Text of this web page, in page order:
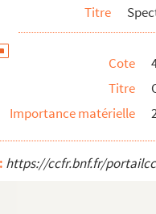
de chez VéryTitre
Cote
Titre
Importance matérielle
https://ccfr.bnf.fr/